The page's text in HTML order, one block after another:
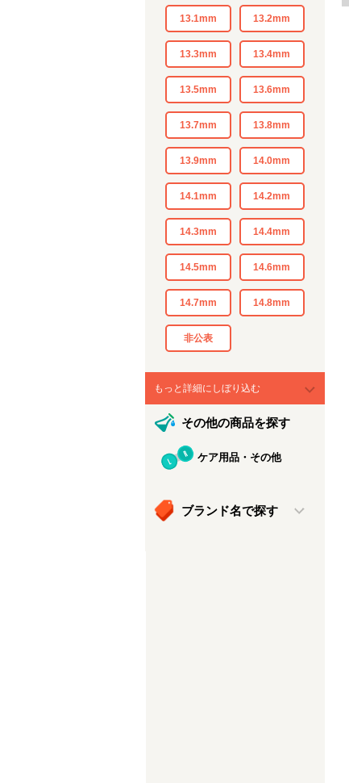
13.1mm 13.2mm
13.3mm 13.4mm
13.5mm 13.6mm
13.7mm 13.8mm
13.9mm 14.0mm
14.1mm 14.2mm
14.3mm 14.4mm
14.5mm 14.6mm
14.7mm 14.8mm
非公表
もっと詳細にしぼり込む
その他の商品を探す
ケア用品・その他
ブランド名で探す